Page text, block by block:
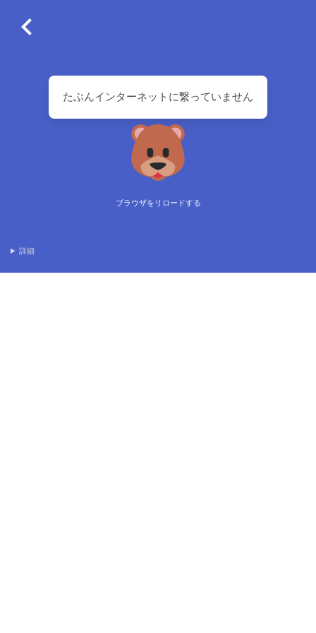
たぶんインターネットに繋っていません
ブラウザをリロードする
詳細